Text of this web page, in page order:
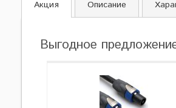
Акция Описание
Выгодное